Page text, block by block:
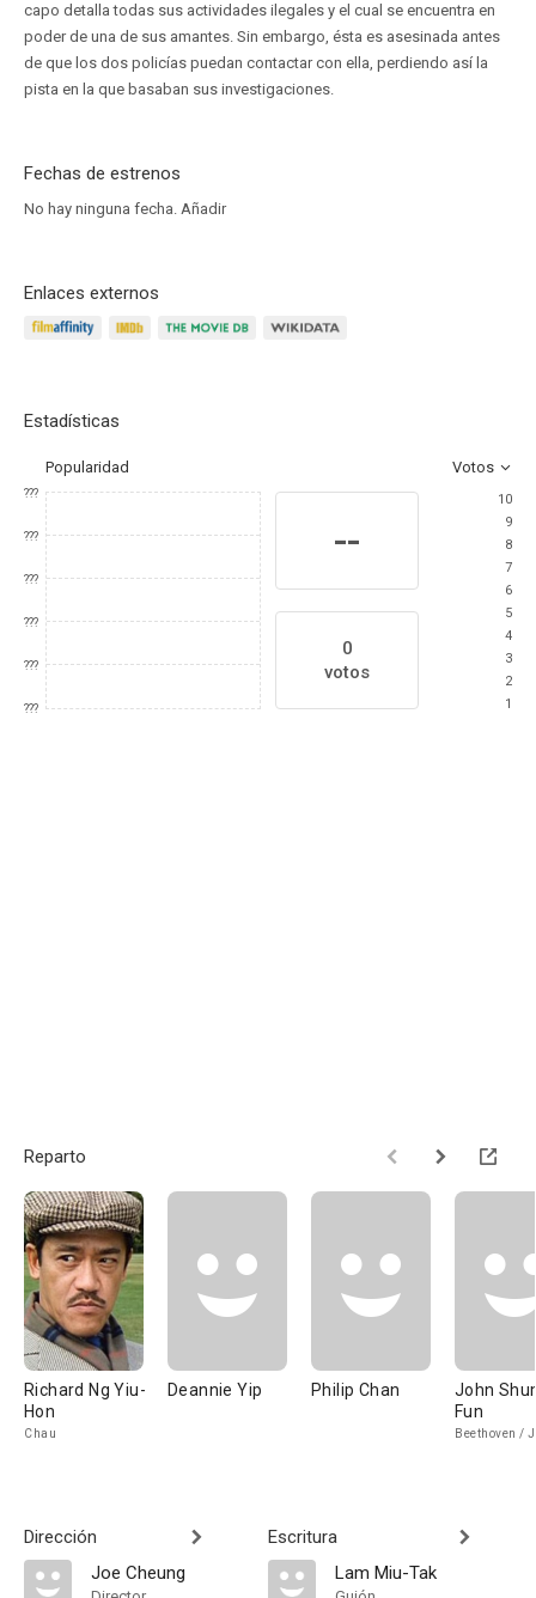
capo detalla todas sus actividades ilegales y el cual se encuentra en
poder de una de sus amantes. Sin embargo, ésta es asesinada antes
de que los dos policías puedan contactar con ella, perdiendo así la
pista en la que basaban sus investigaciones.
Fechas de estrenos
No hay ninguna fecha. Añadir
Enlaces externos
Estadísticas
Popularidad Votos
???
???
???
???
???
???
--
0
votos
10
9
8
7
6
5
4
3
2
1
Reparto
Richard Ng Yiu-
Hon
Chau
Deannie Yip Philip Chan
John
Fun
Beethoven /
Dirección
Joe Cheung
Escritura
Lam Miu-Tak